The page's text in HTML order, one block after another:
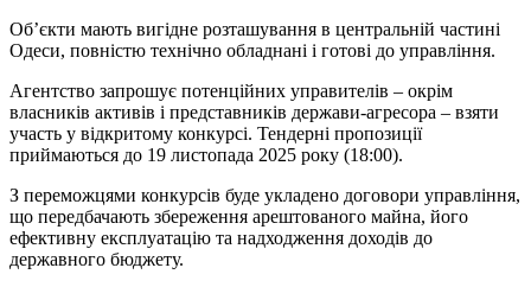
Об’єкти мають вигідне розташування в центральній частині
Одеси, повністю технічно обладнані і готові до управління.
Агентство запрошує потенційних управителів – окрім
власників активів і представників держави-агресора – взяти
участь у відкритому конкурсі. Тендерні пропозиції
приймаються до 19 листопада 2025 року (18:00).
З переможцями конкурсів буде укладено договори управління,
що передбачають збереження арештованого майна, його
ефективну експлуатацію та надходження доходів до
державного бюджету.